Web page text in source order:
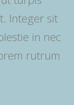
Integer sit
in nec
rutrum